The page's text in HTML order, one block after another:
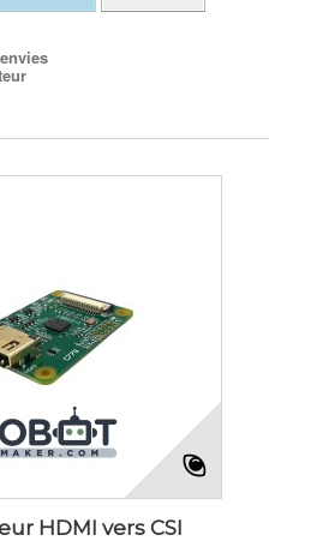
HDMI vers CSI